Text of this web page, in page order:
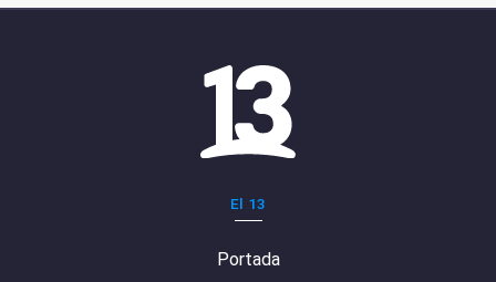
El 13
Portada